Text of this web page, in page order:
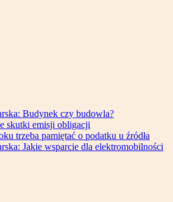
Budynek czy budowla?
skutki emisji obligacji
trzeba pamiętać o podatku u źródła
Jakie wsparcie dla elektromobilności